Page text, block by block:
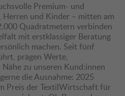
Premium- und
Herren und Kinder – mitten am
Quadratmetern verbinden
mit erstklassiger Beratung
machen. Seit fünf
prägen Werte,
zu unseren Kund:innen
die Ausnahme: 2025
Preis der TextilWirtschaft für